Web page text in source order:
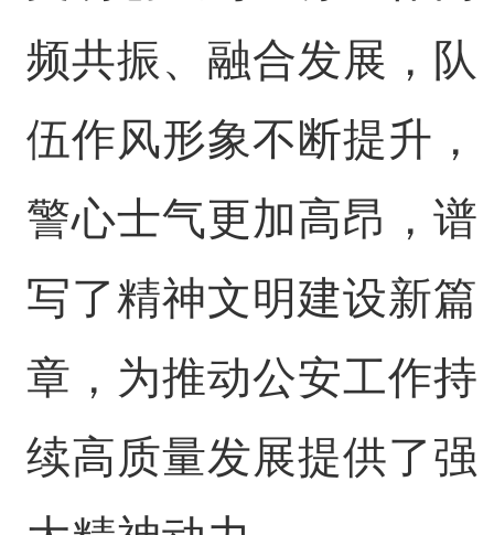
频共振、融合发展，队
伍作风形象不断提升，
警心士气更加高昂，谱
写了精神文明建设新篇
章，为推动公安工作持
续高质量发展提供了强